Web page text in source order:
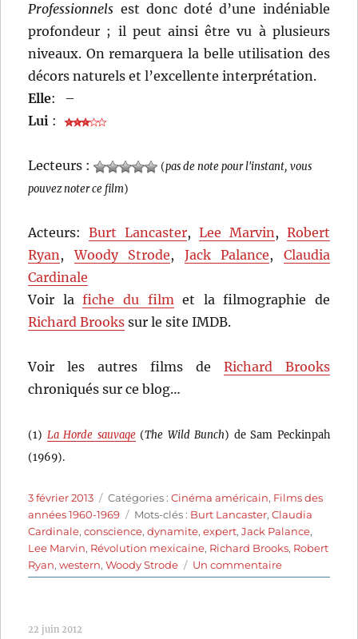
Professionnels est donc doté d’une indéniable
profondeur ; il peut ainsi être vu à plusieurs
niveaux. On remarquera la belle utilisation des
décors naturels et l’excellente interprétation.
Elle:
–
Lui :
Lecteurs : (pas de note pour l'instant, vous
pouvez noter ce film)
Acteurs:Burt Lancaster, Lee Marvin, Robert
Ryan,Woody Strode, Jack Palance, Claudia
Cardinale
Voir lafiche du filmet la filmographie de
Richard Brooks sur le site IMDB.
Voir les autres films de Richard Brooks
chroniqués sur ce blog…
(1) La Horde sauvage (The Wild Bunch) de Sam Peckinpah
(1969).
Publié
le
3 février 2013 Catégories
Catégories :Cinéma américain, Films des
années 1960-1969
Étiquettes
Mots-clés : Burt Lancaster,Claudia
Cardinale,conscience,dynamite,expert,Jack Palance,
Lee Marvin, Révolution mexicaine, Richard Brooks, Robert
Ryan,western,Woody Strode Un commentairesur
Les
22 juin 2012